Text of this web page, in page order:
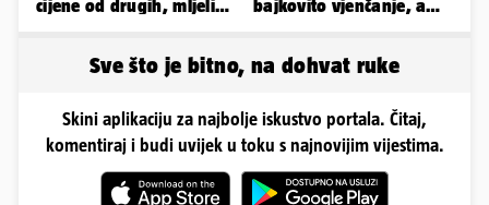
cijene od drugih, mljeli
bajkovito vjenčanje, a
Sve što je bitno, na dohvat ruke
Skini aplikaciju za najbolje iskustvo portala. Čitaj,
komentiraj i budi uvijek u toku s najnovijim vijestima.